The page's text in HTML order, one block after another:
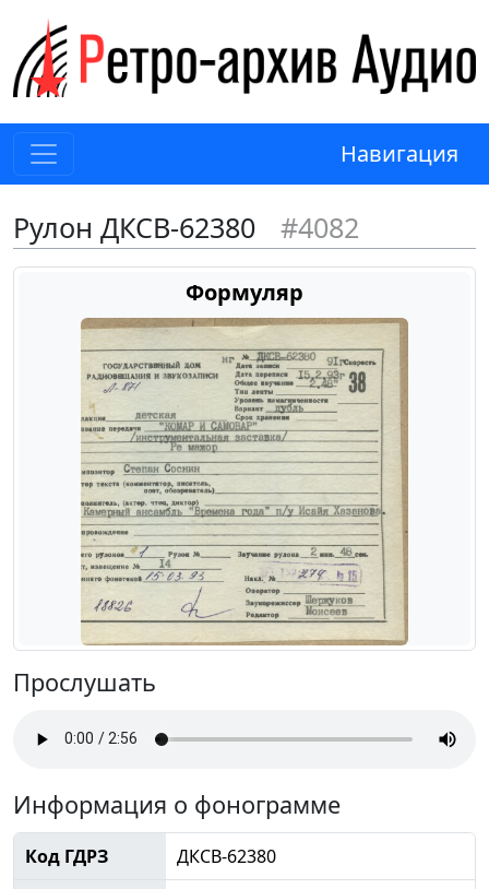
Навигация
Рулон ДКСВ-62380 #4082
Формуляр
Прослушать
Информация о фонограмме
Код ГДРЗ
ДКСВ-62380